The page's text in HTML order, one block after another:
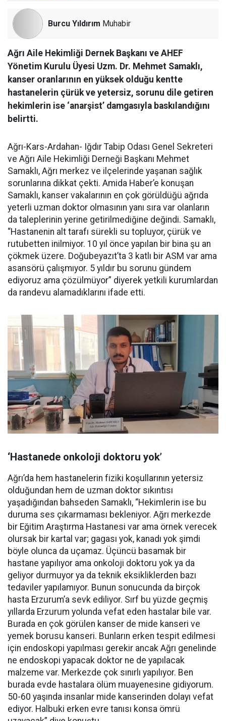
Burcu Yıldırım Muhabir
Ağrı Aile Hekimliği Dernek Başkanı ve AHEF
Yönetim Kurulu Üyesi Uzm. Dr. Mehmet Samaklı,
kanser oranlarının en yüksek olduğu kentte
hastanelerin çürük ve yetersiz, sorunu dile getiren
hekimlerin ise ‘anarşist’ damgasıyla baskılandığını
belirtti.
Ağrı-Kars-Ardahan- Iğdır Tabip Odası Genel Sekreteri
ve Ağrı Aile Hekimliği Derneği Başkanı Mehmet
Samaklı, Ağrı merkez ve ilçelerinde yaşanan sağlık
sorunlarına dikkat çekti. Amida Haber’e konuşan
Samaklı, kanser vakalarının en çok görüldüğü ağrıda
yeterli uzman doktor olmasının yanı sıra var olanların
da taleplerinin yerine getirilmediğine değindi. Samaklı,
“Hastanenin alt tarafı sürekli su topluyor, çürük ve
rutubetten inilmiyor. 10 yıl önce yapılan bir bina şu an
çökmek üzere. Doğubeyazıt’ta 3 katlı bir ASM var ama
asansörü çalışmıyor. 5 yıldır bu sorunu gündem
ediyoruz ama çözülmüyor” diyerek yetkili kurumlardan
da randevu alamadıklarını ifade etti.
‘Hastanede onkoloji doktoru yok’
Ağrı’da hem hastanelerin fiziki koşullarının yetersiz
olduğundan hem de uzman doktor sıkıntısı
yaşadığından bahseden Samaklı, “Hekimlerin ise bu
duruma ses çıkarmaması bekleniyor. Ağrı merkezde
bir Eğitim Araştırma Hastanesi var ama örnek verecek
olursak bir kartal var; gagası yok, kanadı yok şimdi
böyle olunca da uçamaz. Üçüncü basamak bir
hastane yapılıyor ama onkoloji doktoru yok ya da
geliyor durmuyor ya da teknik eksikliklerden bazı
tedaviler yapılamıyor. Bunun sonucunda da birçok
hasta Erzurum’a sevk ediliyor. Sırf bu yüzde geçmiş
yıllarda Erzurum yolunda vefat eden hastalar bile var.
Burada en çok görülen kanser de mide kanseri ve
yemek borusu kanseri. Bunların erken tespit edilmesi
için endoskopi yapılması gerekir ancak Ağrı genelinde
ne endoskopi yapacak doktor ne de yapılacak
malzeme var. Merkezde çok sınırlı yapılıyor. Ben
burada evde hastalara ölüm muayenesine gidiyorum.
50-60 yaşında insanlar mide kanserinden dolayı vefat
ediyor. Halbuki erken evre tanısı konsa ömrü